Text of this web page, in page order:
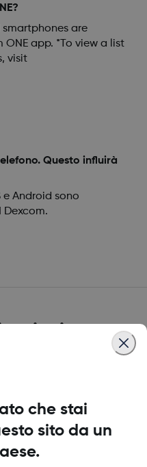
are
app. *To view a list
visit
Questo influirà
e Android sono
e Android è
ONE.
che stai
sito da un